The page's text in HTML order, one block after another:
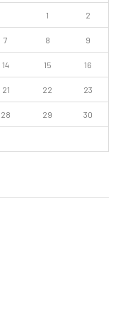
1 2
7 8 9
14 15 16
21 22 23
28 29 30